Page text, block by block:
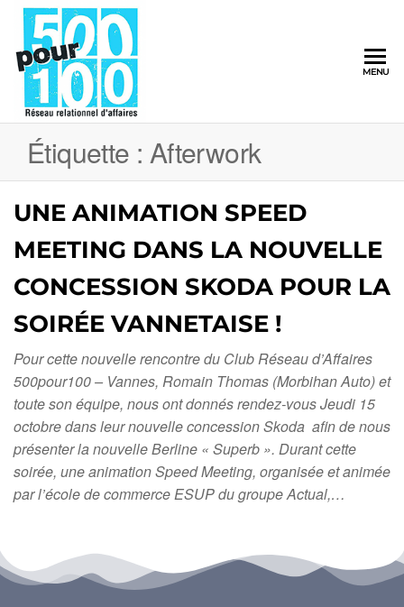
MENU
Étiquette : Afterwork
UNE ANIMATION SPEED
MEETING DANS LA NOUVELLE
CONCESSION SKODA POUR LA
SOIRÉE VANNETAISE !
Pour cette nouvelle rencontre du Club Réseau d’Affaires
500pour100 – Vannes, Romain Thomas (Morbihan Auto) et
toute son équipe, nous ont donnés rendez-vous Jeudi 15
octobre dans leur nouvelle concession Skoda afin de nous
présenter la nouvelle Berline « Superb ». Durant cette
soirée, une animation Speed Meeting, organisée et animée
par l’école de commerce ESUP du groupe Actual,…